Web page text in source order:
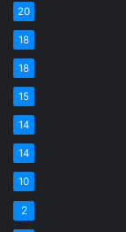
20
18
18
15
14
14
10
2